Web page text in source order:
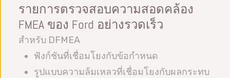
รายการตรวจสอบความสอดคล้อง
FMEA ของ Ford อย่างรวดเร็ว
สำหรับ DFMEA
ฟังก์ชันที่เชื่อมโยงกับข้อกำหนด
รูปแบบความล้มเหลวที่เชื่อมโยงกับผลกระทบ